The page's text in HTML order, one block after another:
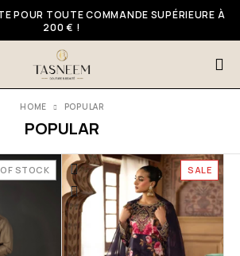
POUR TOUTE COMMANDE SUPÉRIEURE À
200 € !
POPULAR
HOME POPULAR
STOCK SALE